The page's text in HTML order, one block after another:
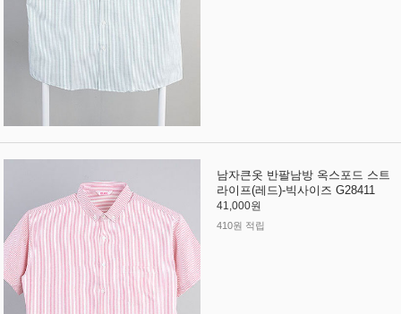
남자큰옷 반팔남방 옥스포드 스트
라이프(레드)-빅사이즈 G28411
41,000원
410원 적립